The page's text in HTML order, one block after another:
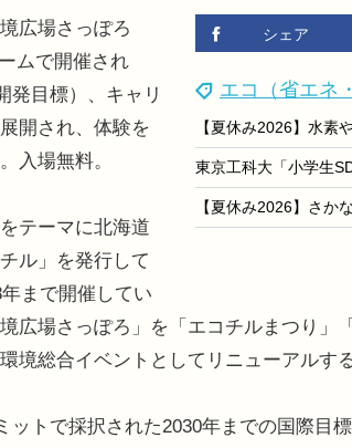
シェア
エコ（省エネ
広場さっぽろ
ムで開催され
発目標）、キャリ
開され、体験を
入場無料。
テーマに北海道
ル」を発行して
まで開催してい
広場さっぽろ」を「エコチルまつり」
境総合イベントとしてリニューアルする
トで採択された2030年までの国際目